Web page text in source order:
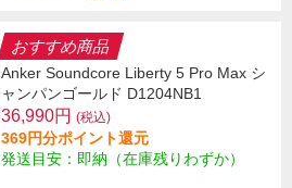
おすすめ商品
Anker Soundcore Liberty 5 Pro Max シ
ャンパンゴールド D1204NB1
36,990円 (税込)
369円分ポイント還元
発送目安：即納（在庫残りわずか）